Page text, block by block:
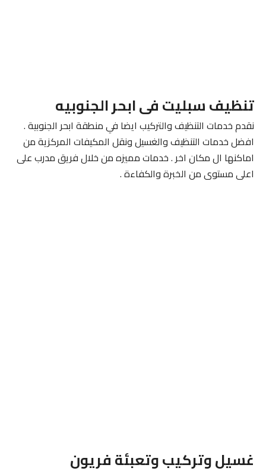
تنظيف سبليت فى ابحر الجنوبيه
نقدم خدمات التنظيف والتركيب ايضا في منطقة ابحر الجنوبية .
افضل خدمات التنظيف والغسيل ونقل المكيفات المركزية من
اماكنها ال مكان اخر . خدمات مميزه من خلال فريق مدرب على
اعلى مستوى من الخبرة والكفاءة .
غسيل وتركيب وتعبئة فريون